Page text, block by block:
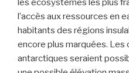
l’accès aux ressources en
habitants des régions
encore plus marquées.
antarctiques seraient